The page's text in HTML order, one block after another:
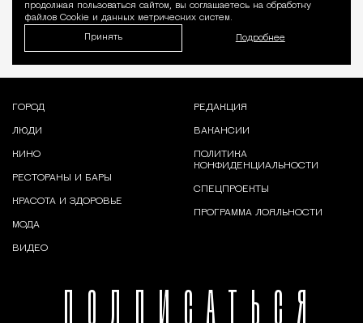
продолжая пользоваться сайтом, вы соглашаетесь на обработку
файлов Cookie и данных метрических систем.
Принять Подробнее
ПОДПИСАТЬСЯ
ГОРОД
ЛЮДИ
КИНО
РЕСТОРАНЫ И БАРЫ
КРАСОТА И ЗДОРОВЬЕ
МОДА
ВИДЕО
РЕДАКЦИЯ
ВАКАНСИИ
ПОЛИТИКА
КОНФИДЕНЦИАЛЬНОСТИ
СПЕЦПРОЕКТЫ
ПРОГРАММА ЛОЯЛЬНОСТИ